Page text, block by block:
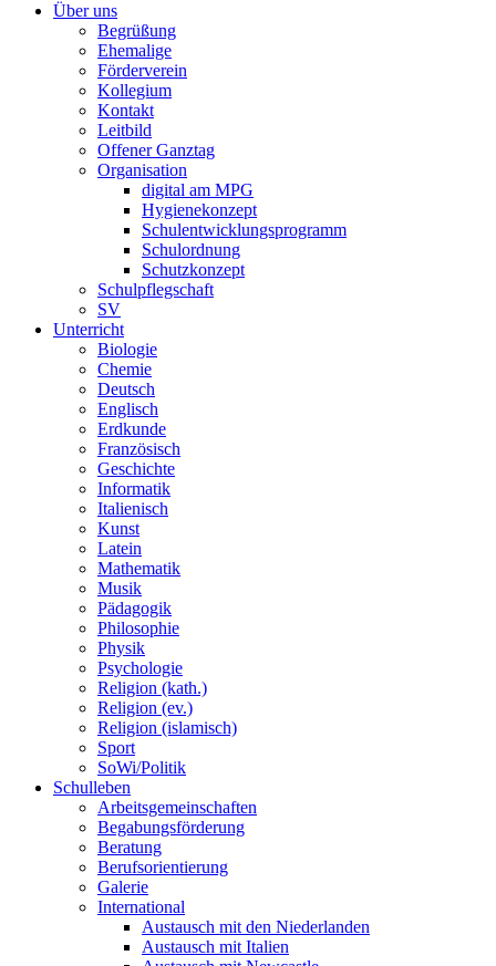
Über uns
Begrüßung
Ehemalige
Förderverein
Kollegium
Kontakt
Leitbild
Offener Ganztag
Organisation
digital am MPG
Hygienekonzept
Schulentwicklungsprogramm
Schulordnung
Schutzkonzept
Schulpflegschaft
SV
Unterricht
Biologie
Chemie
Deutsch
Englisch
Erdkunde
Französisch
Geschichte
Informatik
Italienisch
Kunst
Latein
Mathematik
Musik
Pädagogik
Philosophie
Physik
Psychologie
Religion (kath.)
Religion (ev.)
Religion (islamisch)
Sport
SoWi/Politik
Schulleben
Arbeitsgemeinschaften
Begabungsförderung
Beratung
Berufsorientierung
Galerie
International
Austausch mit den Niederlanden
Austausch mit Italien